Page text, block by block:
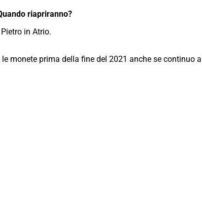
riapriranno?
in Atrio.
monete prima della fine del 2021 anche se continuo